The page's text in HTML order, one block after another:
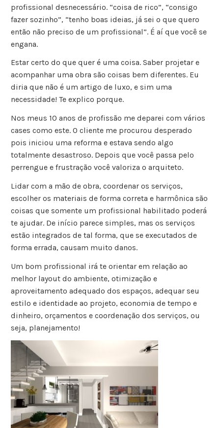
profissional desnecessário. “coisa de rico”, “consigo
fazer sozinho”, “tenho boas ideias, já sei o que quero
então não preciso de um profissional”. É aí que você se
engana.
Estar certo do que quer é uma coisa. Saber projetar e
acompanhar uma obra são coisas bem diferentes. Eu
diria que não é um artigo de luxo, e sim uma
necessidade! Te explico porque.
Nos meus 10 anos de profissão me deparei com vários
cases como este. O cliente me procurou desperado
pois iniciou uma reforma e estava sendo algo
totalmente desastroso. Depois que você passa pelo
perrengue e frustração você valoriza o arquiteto.
Lidar com a mão de obra, coordenar os serviços,
escolher os materiais de forma correta e harmônica são
coisas que somente um profissional habilitado poderá
te ajudar. De início parece simples, mas os serviços
estão integrados de tal forma, que se executados de
forma errada, causam muito danos.
Um bom profissional irá te orientar em relação ao
melhor layout do ambiente, otimização e
aproveitamento adequado dos espaços, adequar seu
estilo e identidade ao projeto, economia de tempo e
dinheiro, orçamentos e coordenação dos serviços, ou
seja, planejamento!